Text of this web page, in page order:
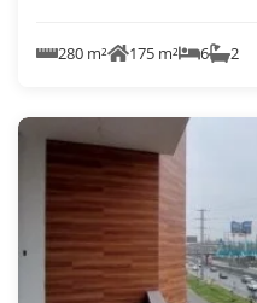
280 m² 175 m² 6 2